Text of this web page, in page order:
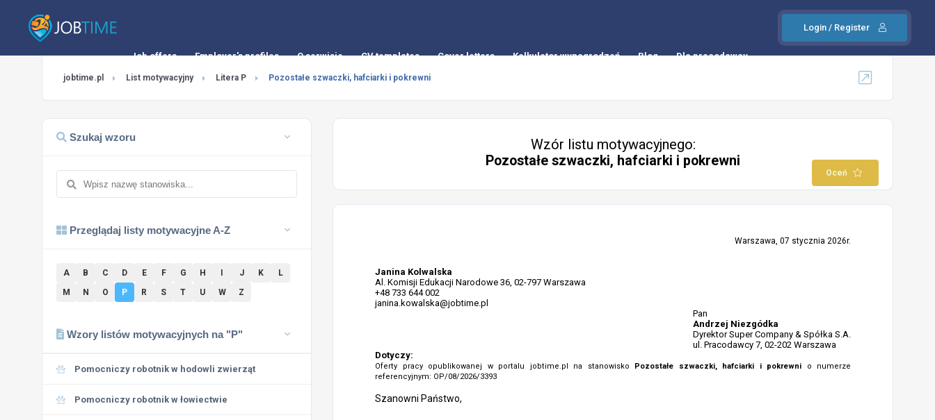
Login / Register
Job offers Employer's profiles O serwisie CV templates Cover letters Kalkulator wynagrodzeń Blog Dla pracodawcy
jobtime.pl List motywacyjny Litera P Pozostałe szwaczki, hafciarki i pokrewni
Szukaj wzoru
Przeglądaj listy motywacyjne A-Z
A B C D E F G H J K
L
M
N O P R S T U W Z
Wzory listów motywacyjnych na "P"
Pomocniczy robotnik w hodowli zwierząt
Pomocniczy robotnik w łowiectwie
Wzór listu motywacyjnego:
Pozostałe szwaczki, hafciarki i pokrewni
Oceń
Warszawa, 07 stycznia 2026r.
Janina Kolwalska
Al. Komisji Edukacji Narodowe 36, 02-797 Warszawa
+48 733 644 002
janina.kowalska@jobtime.pl
Pan
Andrzej Niezgódka
Dyrektor Super Company & Spółka S.A.
ul. Pracodawcy 7, 02-202 Warszawa
Dotyczy:
Oferty pracy opublikowanej w portalu jobtime.pl na stanowisko Pozostałe szwaczki, hafciarki i pokrewni o numerze
referencyjnym: OP/08/2026/3393
Szanowni Państwo,